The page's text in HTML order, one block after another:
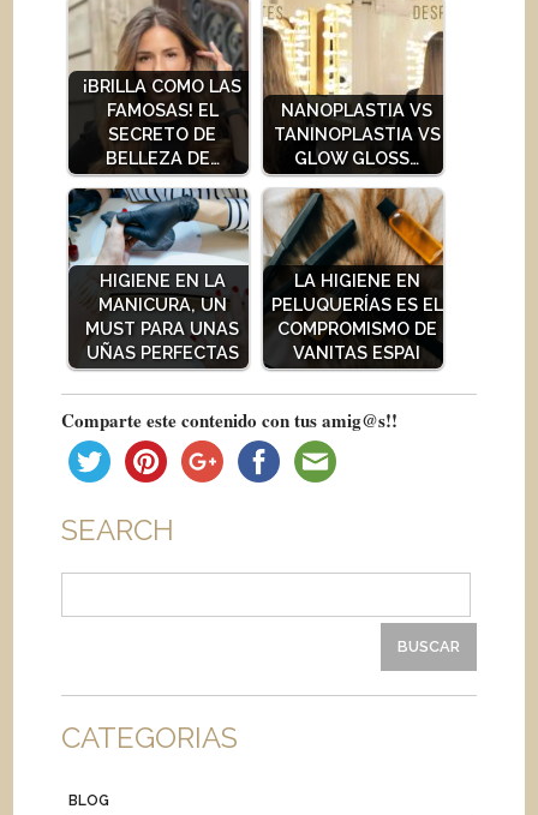
¡BRILLA COMO LAS
FAMOSAS! EL
SECRETO DE
BELLEZA DE…
NANOPLASTIA VS
TANINOPLASTIA VS
GLOW GLOSS…
HIGIENE EN LA
MANICURA, UN
MUST PARA UNAS
UÑAS PERFECTAS
LA HIGIENE EN
PELUQUERÍAS ES EL
COMPROMISMO DE
VANITAS ESPAI
Comparte este contenido con tus amig@s!!
SEARCH
CATEGORIAS
BLOG